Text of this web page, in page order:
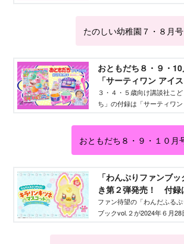
たのしい幼稚園７・８月号
おともだち８・９・
「サーティワン アイ
ん」！ - Aneひめ.net
３・４・５歳向け講談社こ
ち」の付録は「サーティワ
おともだち８・９・１０月
「わんぷりファンブ
き第２弾発売！ 付録
「キラリンキツネマ
ーバカンスver.〜」キ
ファン待望の「わんだふる
ブックvol.２が2024年６月28